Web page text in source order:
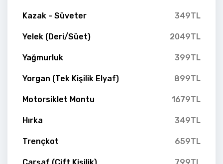
Kazak - Süveter 349TL
Yelek (Deri/Süet) 2049TL
Yağmurluk 399TL
Yorgan (Tek Kişilik Elyaf) 899TL
Motorsiklet Montu 1679TL
Hırka 349TL
Trençkot 659TL
Çarşaf (Çift Kişilik) 799TL